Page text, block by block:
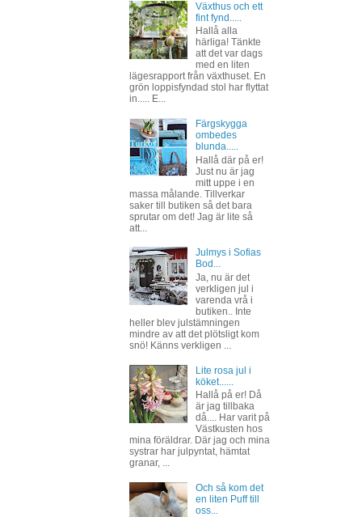
Växthus och ett
fint fynd.....
Hallå alla
härliga! Tänkte
att det var dags
med en liten
lägesrapport från växthuset. En
grön loppisfyndad stol har flyttat
in..... E...
Färgskygga
ombedes
blunda.....
Hallå där på er!
Just nu är jag
mitt uppe i en
massa målande. Tillverkar
saker till butiken så det bara
sprutar om det! Jag är lite så
att...
Julmys i Sofias
Bod...
Ja, nu är det
verkligen jul i
varenda vrå i
butiken.. Inte
heller blev julstämningen
mindre av att det plötsligt kom
snö! Känns verkligen ...
Lite rosa jul i
köket......
Hallå på er! Då
är jag tillbaka
då.... Har varit på
Västkusten hos
mina föräldrar. Där jag och mina
systrar har julpyntat, hämtat
granar, ...
Och så kom det
en liten Puff till
oss...